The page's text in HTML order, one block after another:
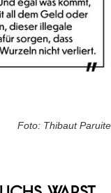
Foto: Thibaut Paruite